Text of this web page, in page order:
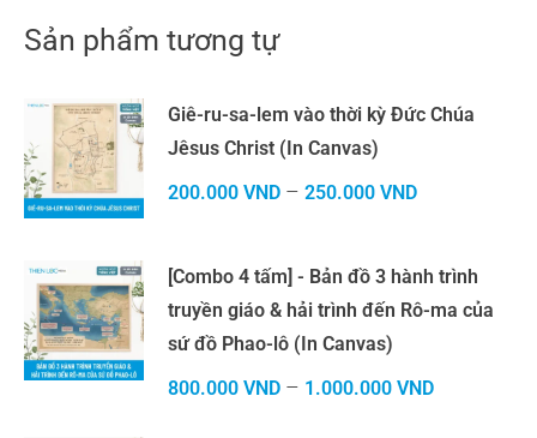
Sản phẩm tương tự
Giê-ru-sa-lem vào thời kỳ Đức Chúa
Jêsus Christ (In Canvas)
200.000 VND – 250.000 VND
[Combo 4 tấm] - Bản đồ 3 hành trình
truyền giáo & hải trình đến Rô-ma của
sứ đồ Phao-lô (In Canvas)
800.000 VND – 1.000.000 VND